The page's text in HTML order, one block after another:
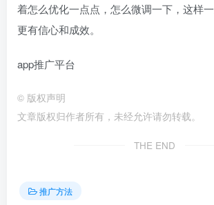
着怎么优化一点点，怎么微调一下，这样
更有信心和成效。
app推广平台
© 版权声明
文章版权归作者所有，未经允许请勿转载。
THE END
推广方法